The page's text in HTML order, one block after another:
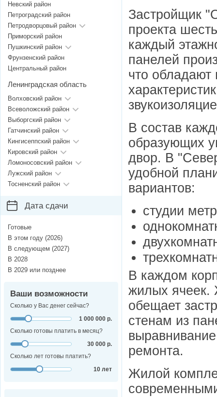
Застройщик
проекта
каждый
панелей
что
В состав
образующих
двор. В
удобной
вариантов:
студии
В каждом
жилых ячеек.
обещает
стенам из
ремонта.
Жилой
Невский район
Петроградский район
Петродворцовый район
Приморский район
Пушкинский район
Фрунзенский район
Центральный район
Ленинградская область
Волховский район
Всеволожский район
Выборгский район
Гатчинский район
Кингисеппский район
Кировский район
Ломоносовский район
Лужский район
Тосненский район
Дата сдачи
Готовые
В этом году (2026)
В следующем (2027)
В 2028
В 2029 или позднее
Ваши возможности
Сколько у Вас денег сейчас?
1 000 000 р.
Сколько готовы платить в месяц?
30 000 р.
Сколько лет готовы платить?
10 лет